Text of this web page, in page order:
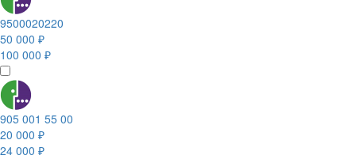
9500020220
50 000 ₽
100 000 ₽
905 001 55 00
20 000 ₽
24 000 ₽